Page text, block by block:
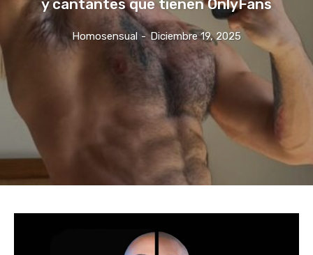
y cantantes que tienen OnlyFans
Homosensual - Diciembre 19, 2025